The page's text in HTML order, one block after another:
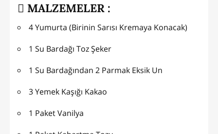
MALZEMELER :
4 Yumurta (Birinin Sarısı Kremaya Konacak)
1 Su Bardağı Toz Şeker
1 Su Bardağından 2 Parmak Eksik Un
3 Yemek Kaşığı Kakao
1 Paket Vanilya